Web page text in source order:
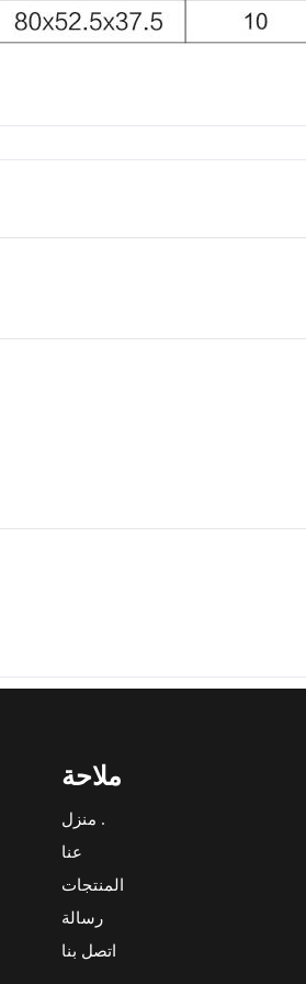
ملاحة
منزل .
عنا
المنتجات
رسالة
اتصل بنا